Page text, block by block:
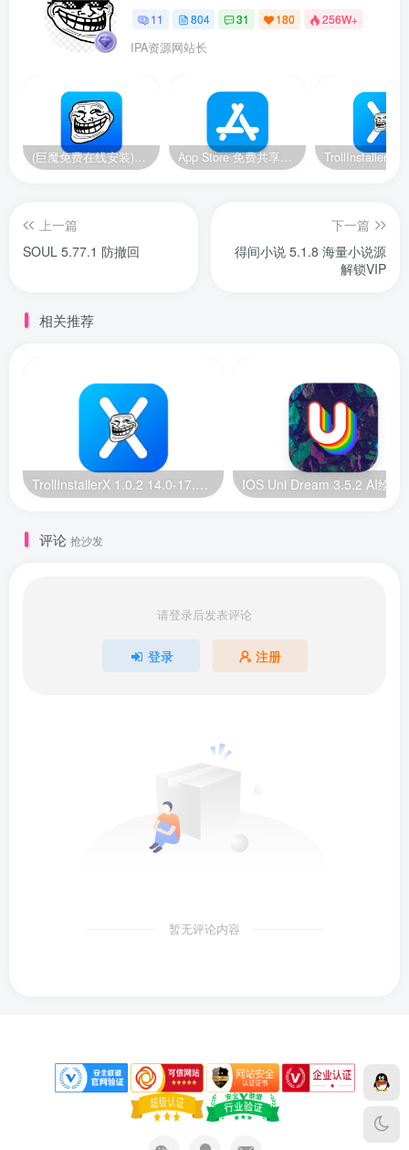
11 804 31 180 256W+
IPA资源网站长
(巨魔免费在线安装)14-14.8.1/15.2-17.0系统，巨魔安装器 快速安装巨魔商店2 App Store 免费共享账号【美区】【2024.11.19更新】
上一篇
SOUL 5.77.1 防撤回
下一篇
得间小说 5.1.8 海量小说源
解锁VIP
相关推荐
TrollInstallerX 1.0.2 14.0-17.0.1 巨魔安装器【苹果最新版】
评论 抢沙发
请登录后发表评论
登录 注册
暂无评论内容